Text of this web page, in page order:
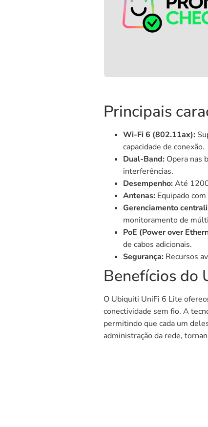
Principais
Wi-Fi 6 (802.11ax):
capacidade de conexão.
Dual-Band: Opera nas
interferências.
Desempenho: Até
Antenas: Equipado
Gerenciamento
monitoramento de
PoE (Power over
de cabos adicionais.
Segurança: Recursos
Benefícios do
O Ubiquiti UniFi 6 Lite
conectividade sem fio. A
permitindo que cada um
administração da rede,